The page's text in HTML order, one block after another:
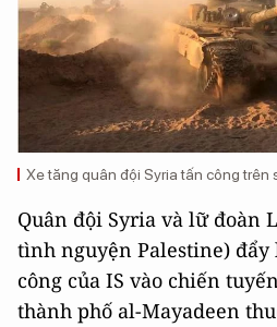
Xe tăng quân đội Syria tấn công trên
Quân đội Syria và lữ đoàn
tình nguyện Palestine) đẩy
công của IS vào chiến
thành phố al-Mayadeen